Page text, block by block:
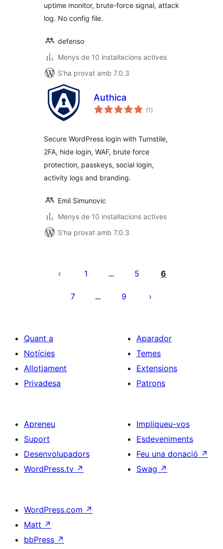
uptime monitor, brute-force signal, attack
log. No config file.
defenso
Menys de 10 instal·lacions actives
S'ha provat amb 7.0.3
Authica
(1 puntuacions
totals
)
Secure WordPress login with Turnstile,
2FA, hide login, WAF, brute force
protection, passkeys, social login,
activity logs and branding.
Emil Simunovic
Menys de 10 instal·lacions actives
S'ha provat amb 7.0.3
entrades
1 … 5 6
7 … 9
Quant a
Notícies
Allotjament
Privadesa
Aparador
Temes
Extensions
Patrons
Apreneu
Suport
Desenvolupadors
WordPress.tv ↗
Impliqueu-vos
Esdeveniments
Feu una donació ↗
Swag ↗
WordPress.com ↗
Matt ↗
bbPress ↗